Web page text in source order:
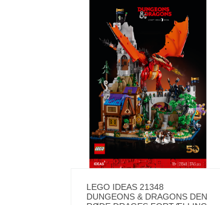
LEGO IDEAS 21348
DUNGEONS & DRAGONS DEN